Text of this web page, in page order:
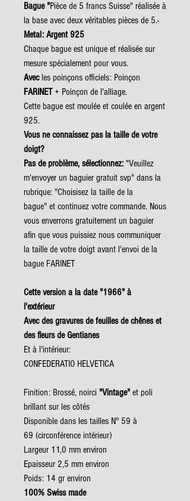
Bague "Pièce de 5 francs Suisse" réalisée à
la base avec deux véritables pièces de 5.-
Metal: Argent 925
Chaque bague est unique et réalisée sur
mesure spécialement pour vous.
Avecles poinçons officiels: Poinçon
FARINET+ Poinçon de l'alliage.
Cette bague est moulée et coulée en argent
925.
Vous ne connaissez pas la taille de votre
doigt?
Pas de problème, sélectionnez: "Veuillez
m'envoyer un baguier gratuit svp" dans la
rubrique: "Choisisez la taille de la
bague" et continuez votre commande. Nous
vous enverrons gratuitement un baguier
afin que vous puissiez nous communiquer
la taille de votre doigt avant l'envoi de la
bague FARINET
Cette version a la date "1966" à
l'extérieur
Avec des gravures de feuilles de chênes et
des fleurs de Gentianes
Et à l'intérieur:
CONFEDERATIO HELVETICA
Finition: Brossé, noirci "Vintage" et poli
brillant sur les côtés
Disponible dans les tailles N° 59 à
69 (circonférence intérieur)
Largeur 11,0 mm environ
Epaisseur 2,5 mm environ
Poids: 14 gr environ
100% Swiss made